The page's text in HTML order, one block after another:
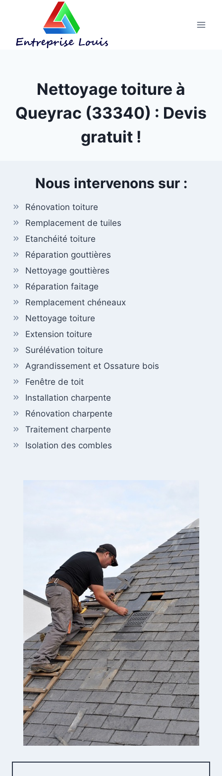
Nettoyage toiture à
Queyrac (33340) : Devis
gratuit !
Nous intervenons sur :
Rénovation toiture
Remplacement de tuiles
Etanchéité toiture
Réparation gouttières
Nettoyage gouttières
Réparation faitage
Remplacement chéneaux
Nettoyage toiture
Extension toiture
Surélévation toiture
Agrandissement et Ossature bois
Fenêtre de toit
Installation charpente
Rénovation charpente
Traitement charpente
Isolation des combles